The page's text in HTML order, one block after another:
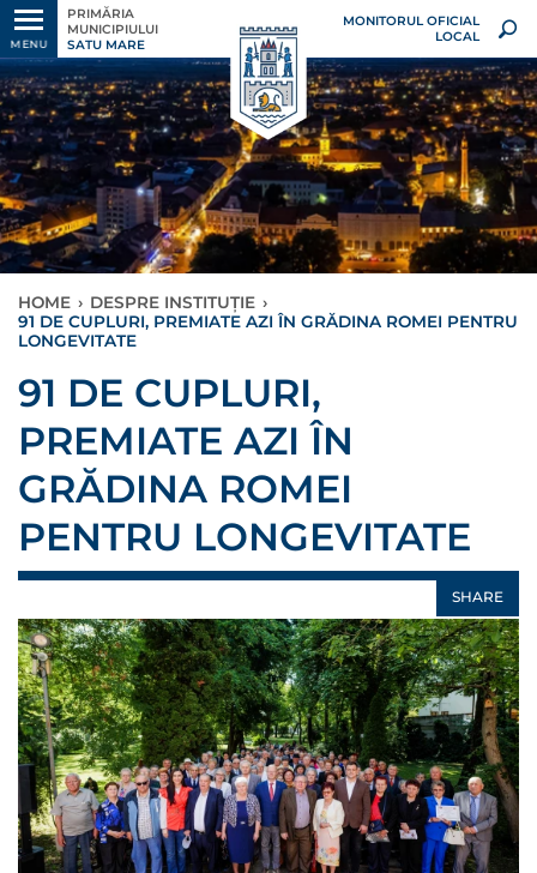
MENU
PRIMĂRIA
MUNICIPIULUI
SATU MARE
MONITORUL OFICIAL
LOCAL
HOME › DESPRE INSTITUȚIE ›
91 DE CUPLURI, PREMIATE AZI ÎN GRĂDINA ROMEI PENTRU
LONGEVITATE
91 DE CUPLURI,
PREMIATE AZI ÎN
GRĂDINA ROMEI
PENTRU LONGEVITATE
SHARE